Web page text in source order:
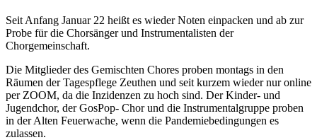
Seit Anfang Januar 22 heißt es wieder Noten einpacken und ab zur
Probe für die Chorsänger und Instrumentalisten der
Chorgemeinschaft.
Die Mitglieder des Gemischten Chores proben montags in den
Räumen der Tagespflege Zeuthen und seit kurzem wieder nur online
per ZOOM, da die Inzidenzen zu hoch sind. Der Kinder- und
Jugendchor, der GosPop- Chor und die Instrumentalgruppe proben
in der Alten Feuerwache, wenn die Pandemiebedingungen es
zulassen.